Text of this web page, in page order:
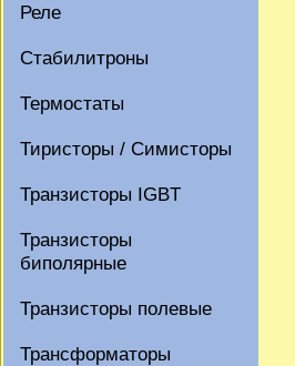
Реле
Стабилитроны
Термостаты
Тиристоры / Симисторы
Транзисторы IGBT
Транзисторы
биполярные
Транзисторы полевые
Трансформаторы